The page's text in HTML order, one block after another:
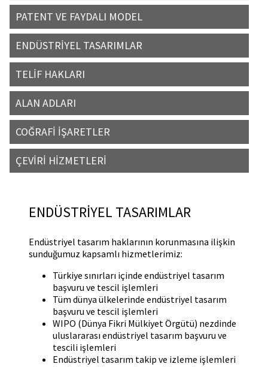
PATENT VE FAYDALI MODEL
ENDÜSTRİYEL TASARIMLAR
TELİF HAKLARI
ALAN ADLARI
COĞRAFİ İŞARETLER
ÇEVİRİ HİZMETLERİ
ENDÜSTRİYEL TASARIMLAR
Endüstriyel tasarım haklarının korunmasına ilişkin
sunduğumuz kapsamlı hizmetlerimiz:
Türkiye sınırları içinde endüstriyel tasarım
başvuru ve tescil işlemleri
Tüm dünya ülkelerinde endüstriyel tasarım
başvuru ve tescil işlemleri
WIPO (Dünya Fikri Mülkiyet Örgütü) nezdinde
uluslararası endüstriyel tasarım başvuru ve
tescili işlemleri
Endüstriyel tasarım takip ve izleme işlemleri